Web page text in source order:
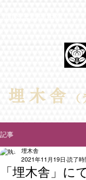
埋​木舎 （
記事
「埋木舎」に
埋木舎
2021年11月19日 読了時